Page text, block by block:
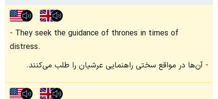
They seek the guidance of thrones in times of
distress.
آن‌ها در مواقع سختی راهنمایی عرشیان را طلب می‌کنند.